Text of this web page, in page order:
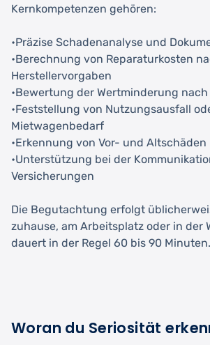
Kernkompetenzen gehören:
•Präzise Schadenanalyse und
•Berechnung von Reparaturkosten
Herstellervorgaben
•Bewertung der Wertminderung
•Feststellung von Nutzungsausfall
Mietwagenbedarf
•Erkennung von Vor- und Altschäden
•Unterstützung bei der
Versicherungen
Die Begutachtung erfolgt
zuhause, am Arbeitsplatz oder in der
dauert in der Regel 60 bis 90 Minuten.
Woran du Seriosität